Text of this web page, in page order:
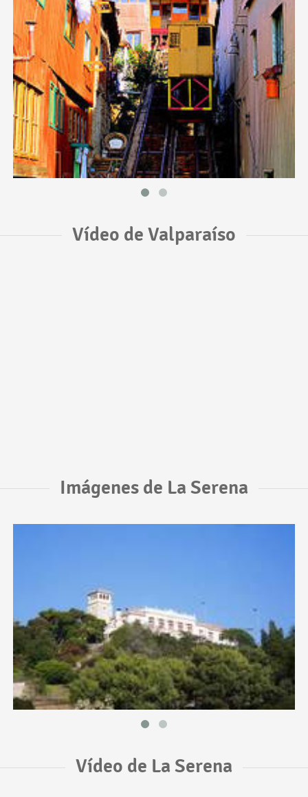
Vídeo de Valparaíso
Imágenes de La Serena
Vídeo de La Serena